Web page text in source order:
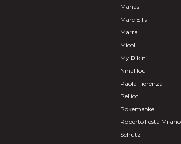
Manas
Marc Ellis
Marra
Micol
My Bikini
Ninalilou
Paola Fiorenza
Pellicci
Pokemaoke
Roberto Festa Milano
Schutz